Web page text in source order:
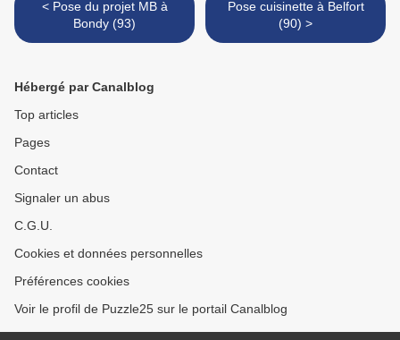
< Pose du projet MB à
Bondy (93)
Pose cuisinette à Belfort
(90) >
Hébergé par Canalblog
Top articles
Pages
Contact
Signaler un abus
C.G.U.
Cookies et données personnelles
Préférences cookies
Voir le profil de Puzzle25 sur le portail Canalblog